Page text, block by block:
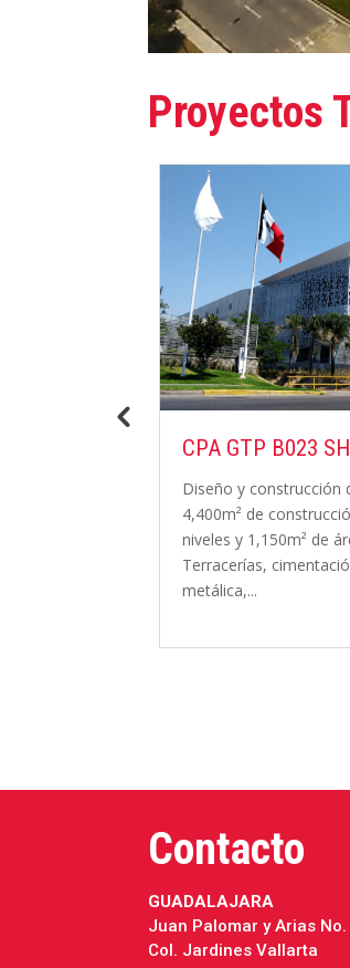
Proyectos
CPA EDIFICIO
29,460 m² con área de
Certificación LEED
muros de concreto
Contacto
GUADALAJARA
Juan Palomar y Arias No.
Col. Jardines Vallarta